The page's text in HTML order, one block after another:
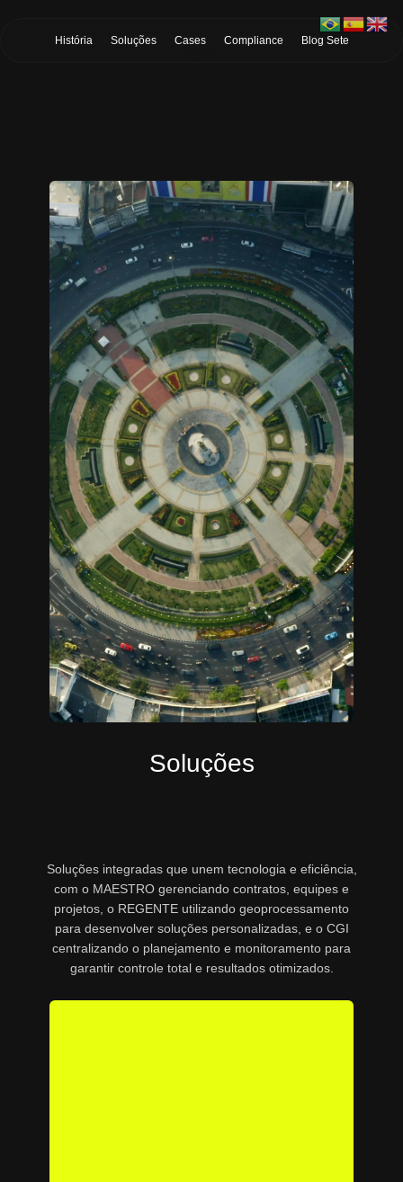
História Soluções Cases Compliance Blog Sete
Soluções
Soluções integradas que unem tecnologia e eficiência,
com o MAESTRO gerenciando contratos, equipes e
projetos, o REGENTE utilizando geoprocessamento
para desenvolver soluções personalizadas, e o CGI
centralizando o planejamento e monitoramento para
garantir controle total e resultados otimizados.